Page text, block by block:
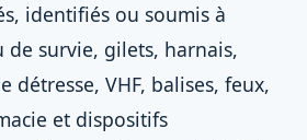
identifiés ou soumis à
de survie, gilets, harnais,
détresse, VHF, balises, feux,
et dispositifs